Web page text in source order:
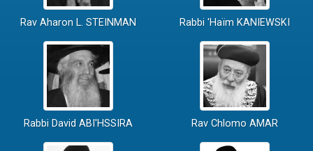
Rav Aharon L. STEINMAN Rabbi 'Haïm KANIEWSKI
Rabbi David ABI'HSSIRA Rav Chlomo AMAR